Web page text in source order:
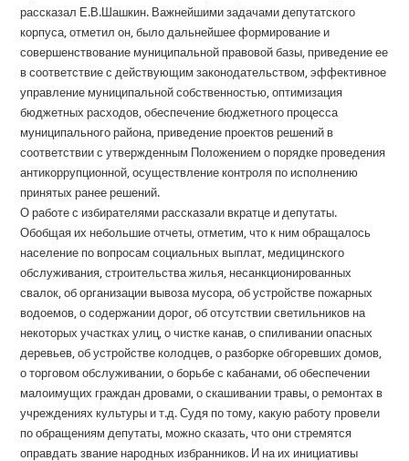
рассказал Е.В.Шашкин. Важнейшими задачами депутатского
корпуса, отметил он, было дальнейшее формирование и
совершенствование муниципальной правовой базы, приведение ее
в соответствие с действующим законодательством, эффективное
управление муниципальной собственностью, оптимизация
бюджетных расходов, обеспечение бюджетного процесса
муниципального района, приведение проектов решений в
соответствии с утвержденным Положением о порядке проведения
антикоррупционной, осуществление контроля по исполнению
принятых ранее решений.
О работе с избирателями рассказали вкратце и депутаты.
Обобщая их небольшие отчеты, отметим, что к ним обращалось
население по вопросам социальных выплат, медицинского
обслуживания, строительства жилья, несанкционированных
свалок, об организации вывоза мусора, об устройстве пожарных
водоемов, о содержании дорог, об отсутствии светильников на
некоторых участках улиц, о чистке канав, о спиливании опасных
деревьев, об устройстве колодцев, о разборке обгоревших домов,
о торговом обслуживании, о борьбе с кабанами, об обеспечении
малоимущих граждан дровами, о скашивании травы, о ремонтах в
учреждениях культуры и т.д. Судя по тому, какую работу провели
по обращениям депутаты, можно сказать, что они стремятся
оправдать звание народных избранников. И на их инициативы